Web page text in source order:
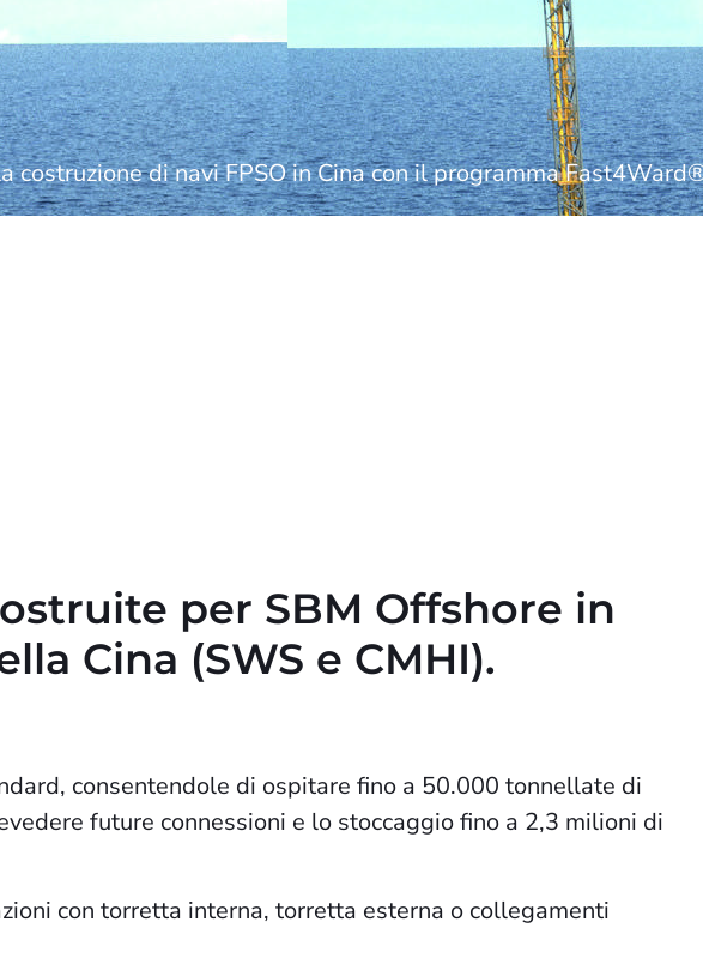
di navi FPSO in Cina con il programma
per SBM Offshore in
Cina (SWS e CMHI).
consentendole di ospitare fino a 50.000 tonnellate di
future connessioni e lo stoccaggio fino a 2,3 milioni di
con torretta interna, torretta esterna o collegamenti